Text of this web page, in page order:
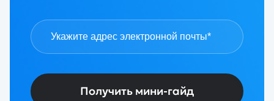
Получить мини-гайд